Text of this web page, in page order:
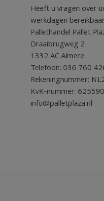
Heeft u vragen over
werkdagen
Pallethandel Pallet
Draaibrugweg 2
1332 AC Almere
Telefoon: 036 760
Rekeningnummer:
KvK-nummer:
info@palletplaza.nl